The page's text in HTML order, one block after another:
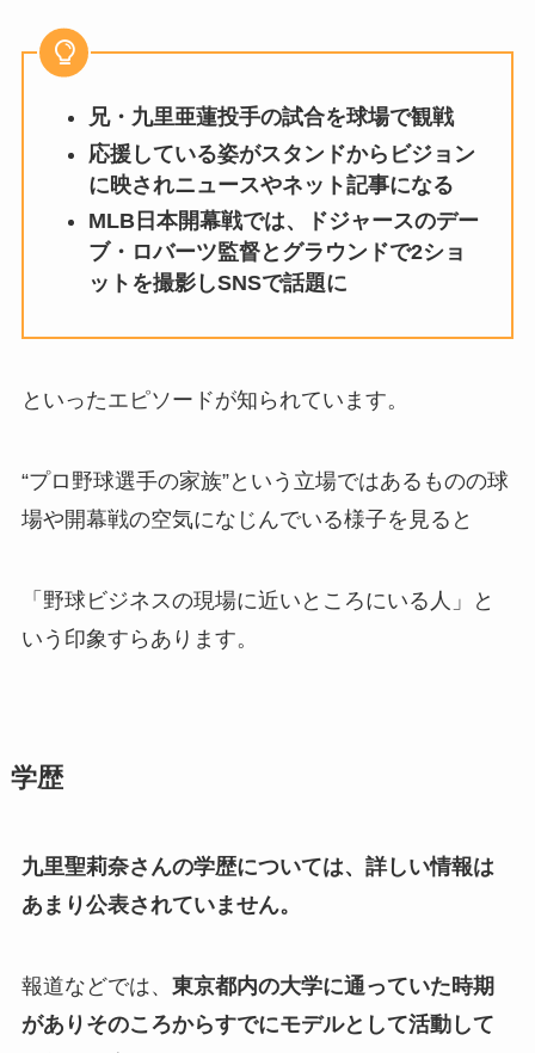
兄・九里亜蓮投手の試合を球場で観戦
応援している姿がスタンドからビジョン
に映されニュースやネット記事になる
MLB日本開幕戦では、ドジャースのデー
ブ・ロバーツ監督とグラウンドで2ショ
ットを撮影しSNSで話題に
といったエピソードが知られています。
“プロ野球選手の家族”という立場ではあるものの球
場や開幕戦の空気になじんでいる様子を見ると
「野球ビジネスの現場に近いところにいる人」と
いう印象すらあります。
学歴
九里聖莉奈さんの学歴については、詳しい情報は
あまり公表されていません。
報道などでは、 東京都内の大学に通っていた時期
がありそのころからすでにモデルとして活動して